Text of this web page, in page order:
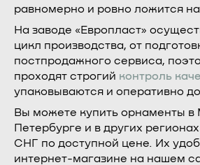
равномерно и ровно ложится
На заводе «Европласт»
цикл производства, от
постпродажного сервиса,
проходят строгий контроль
упаковываются и оперативно
Вы можете купить орнаменты в
Петербурге и в других
СНГ по доступной цене. Их
интернет-магазине на нашем